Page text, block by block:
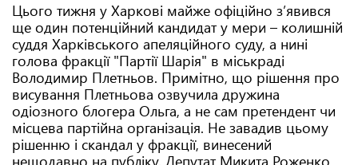
Цього тижня у Харкові майже офіційно з’явився
ще один потенційний кандидат у мери – колишній
суддя Харківського апеляційного суду, а нині
голова фракції "Партії Шарія" в міськраді
Володимир Плетньов. Примітно, що рішення про
висування Плетньова озвучила дружина
одіозного блогера Ольга, а не сам претендент чи
місцева партійна організація. Не завадив цьому
рішенню і скандал у фракції, винесений
нещодавно на публіку. Депутат Микита Роженко